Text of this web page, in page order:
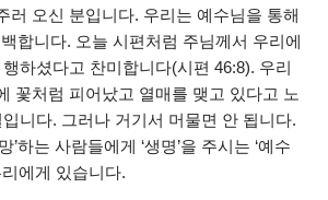
러 오신 분입니다. 우리는 예수님을 통해
백합니다. 오늘 시편처럼 주님께서 우리에
하셨다고 찬미합니다(시편 46:8). 우리
꽃처럼 피어났고 열매를 맺고 있다고 노
니다. 그러나 거기서 머물면 안 됩니다.
’하는 사람들에게 ‘생명’을 주시는 ‘예수
에게 있습니다.